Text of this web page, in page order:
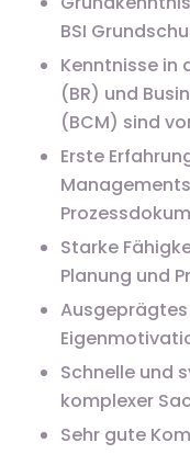
BSI
Kenntnisse in
(BR) und
(BCM) sind
Erste
Starke
Planung und
Schnelle und
komplexer
Sehr gute